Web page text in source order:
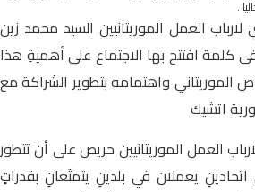
.
العمل الموريتانيين السيد محمد زين
كلمة افتتح بها الاجتماع على أهميةِ هذا
الموريتاني واهتمامه بتطوير الشراكة مع
اتشيك
العمل الموريتانيين حريص على أن تتطور
يعملان في بلدينِ يتمتّعانِ بقدراتٍ